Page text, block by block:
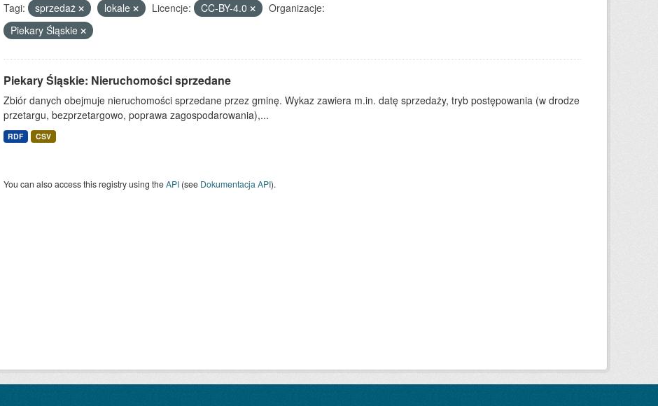
Tagi: sprzedaż lokale Licencje: CC-BY-4.0
Organizacje:
Piekary Śląskie
Piekary Śląskie: Nieruchomości sprzedane
Zbiór danych obejmuje nieruchomości sprzedane przez gminę. Wykaz zawiera m.in. datę sprzedaży, tryb postępowania (w drodze
przetargu, bezprzetargowo, poprawa zagospodarowania),...
RDF CSV
You can also access this registry using theAPI(see Dokumentacja API).